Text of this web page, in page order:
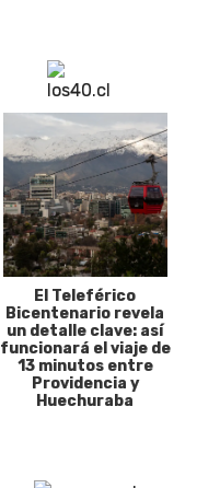
El Teleférico
Bicentenario revela
un detalle clave: así
funcionará el viaje de
13 minutos entre
Providencia y
Huechuraba